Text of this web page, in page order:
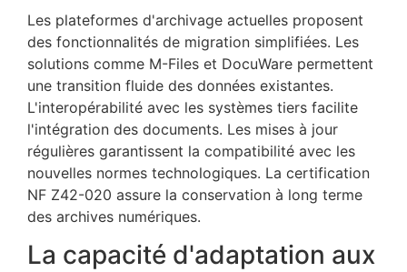
Les plateformes d'archivage actuelles proposent
des fonctionnalités de migration simplifiées. Les
solutions comme M-Files et DocuWare permettent
une transition fluide des données existantes.
L'interopérabilité avec les systèmes tiers facilite
l'intégration des documents. Les mises à jour
régulières garantissent la compatibilité avec les
nouvelles normes technologiques. La certification
NF Z42-020 assure la conservation à long terme
des archives numériques.
La capacité d'adaptation aux